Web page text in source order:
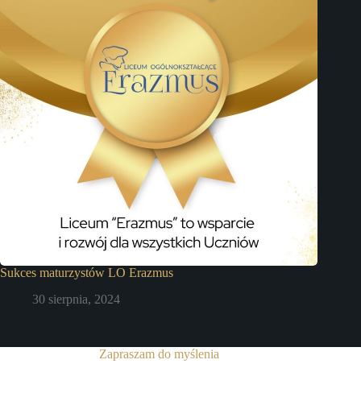
Sukces maturzystów LO Erazmus
30 sierpnia, 2024
Zapraszam do myślenia